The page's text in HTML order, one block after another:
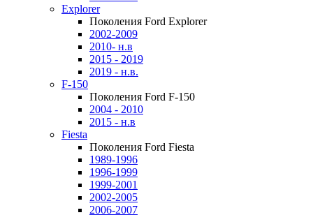
Explorer
Поколения Ford Explorer
2002-2009
2010- н.в
2015 - 2019
2019 - н.в.
F-150
Поколения Ford F-150
2004 - 2010
2015 - н.в
Fiesta
Поколения Ford Fiesta
1989-1996
1996-1999
1999-2001
2002-2005
2006-2007